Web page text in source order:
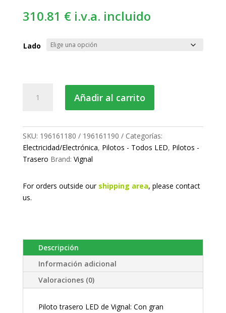
310.81 € i.v.a. incluido
Lado
trasero
Añadir al carrito
SKU: 196161180 / 196161190
Categorías:
Electricidad/Electrónica, Pilotos - Todos LED, Pilotos -
Trasero Brand: Vignal
For orders outside our shipping area, please contact
us.
Descripción
Información adicional
Valoraciones (0)
Piloto trasero LED de Vignal: Con gran